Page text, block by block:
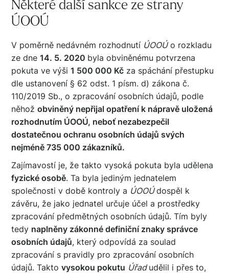
Některé další sankce ze strany
ÚOOÚ
V poměrně nedávném rozhodnutí ÚOOÚo rozkladu
ze dne14. 5. 2020 byla obviněnému potvrzena
pokuta ve výši1 500 000 Kč za spáchání přestupku
dle ustanovení § 62 odst. 1 písm. d) zákona č.
110/2019 Sb., o zpracování osobních údajů, podle
něhožobviněný nepřijal opatření k nápravě uložená
rozhodnutím ÚOOÚ, neboť nezabezpečil
dostatečnou ochranu osobních údajů svých
nejméně 735 000 zákazníků.
Zajímavostí je, že takto vysoká pokuta byla udělena
fyzické osobě. Ta byla jediným jednatelem
společnosti v době kontroly a ÚOOÚdospěl k
závěru, že jako jednatel určuje účel a prostředky
zpracování předmětných osobních údajů. Tím byly
tedy naplněny zákonné definiční znaky správce
osobních údajů, který odpovídá za soulad
zpracování s pravidly pro zpracování osobních
údajů. Taktovysokou pokutu Úřadudělil i přes to,